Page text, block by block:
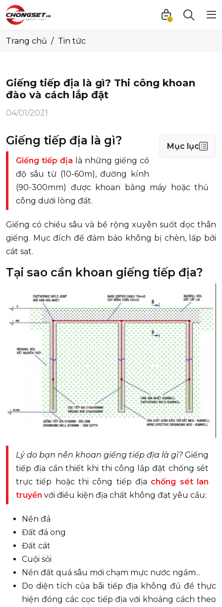
0
Trang chủ Tin tức
Giếng tiếp địa là gì? Thi công khoan
đào và cách lắp đặt
04/01/2021
Mục lục
Giếng tiếp địa là gì?
Giếng tiếp địa là những giếng có
độ sâu từ (10-60m), đường kính
(90-300mm) được khoan bằng máy hoặc thủ
công dưới lòng đất.
Giếng có chiều sâu và bề rộng xuyên suốt dọc thân
giếng. Mục đích để đảm bảo không bị chèn, lấp bởi
cát sạt.
Tại sao cần khoan giếng tiếp địa?
Lý do bạn nên khoan giếng tiếp địa là gì? Giếng
tiếp địa cần thiết khi thi công lắp đặt chống sét
trực tiếp hoặc thi công tiếp địa chống sét lan
truyền với điều kiện địa chất không đạt yêu cầu:
Nền đá
Đất đá ong
Đất cát
Cuội sỏi
Nền đất quá sâu mới chạm mực nước ngầm...
Do diện tích của bãi tiếp địa không đủ để thực
hiện đóng các cọc tiếp địa với khoảng cách theo